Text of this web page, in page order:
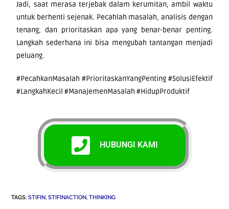
Jadi, saat merasa terjebak dalam kerumitan, ambil waktu
untuk berhenti sejenak. Pecahlah masalah, analisis dengan
tenang, dan prioritaskan apa yang benar-benar penting.
Langkah sederhana ini bisa mengubah tantangan menjadi
peluang.
#PecahkanMasalah #PrioritaskanYangPenting #SolusiEfektif
#LangkahKecil #ManajemenMasalah #HidupProduktif
HUBUNGI KAMI
TAGS:STIFIN, STIFINACTION, THINKING